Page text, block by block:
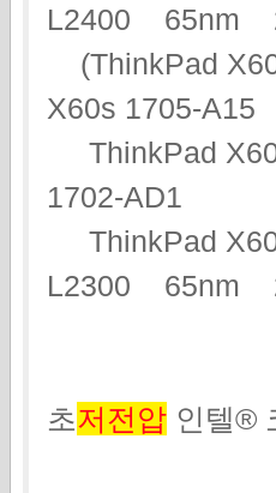
L2400
(ThinkPad
X60s 1705-A15
ThinkPad
1702-AD1
ThinkPad
L2300 65nm
초저전압 인텔®